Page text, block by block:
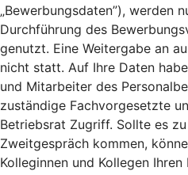
„Bewerbungsdaten”), werden
Durchführung des
genutzt. Eine Weitergabe an
nicht statt. Auf Ihre Daten
und Mitarbeiter des
zuständige Fachvorgesetzte
Betriebsrat Zugriff. Sollte es
Zweitgespräch kommen,
Kolleginnen und Kollegen